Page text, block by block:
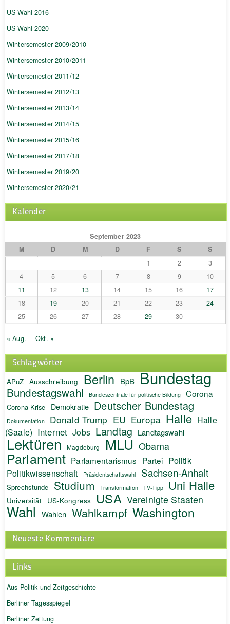
US-Wahl 2016
US-Wahl 2020
Wintersemester 2009/2010
Wintersemester 2010/2011
Wintersemester 2011/12
Wintersemester 2012/13
Wintersemester 2013/14
Wintersemester 2014/15
Wintersemester 2015/16
Wintersemester 2017/18
Wintersemester 2019/20
Wintersemester 2020/21
Kalender
September 2023
M
D M D F S
S
1
2
3
4
5 6 7 8 9
10
11
12 13 14 15 16
17
18
19 20 21 22 23
24
25
26 27 28 29 30
« Aug. Okt. »
Schlagwörter
APuZ Ausschreibung Berlin BpB Bundestag
Bundestagswahl Bundeszentrale für politische Bildung Corona
Corona-Krise Demokratie Deutscher Bundestag
Dokumentation Donald Trump EU Europa Halle Halle
(Saale) Internet Jobs Landtag Landtagswahl
Lektüren Magdeburg MLU Obama
Parlament Parlamentarismus Partei Politik
Politikwissenschaft Präsidentschaftswahl Sachsen-Anhalt
Sprechstunde Studium Transformation TV-Tipp Uni Halle
Universität US-Kongress USA Vereinigte Staaten
Wahl Wahlen Wahlkampf Washington
Neueste Kommentare
Links
Aus Politik und Zeitgeschichte
Berliner Tagesspiegel
Berliner Zeitung